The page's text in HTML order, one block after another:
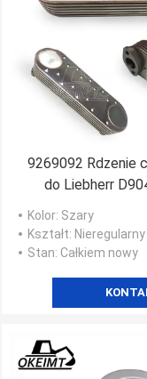
9269092 Rdzenie
do Liebherr
D904TB
Kolor: Szary
Kształt: Nieregularny
Stan: Całkiem nowy